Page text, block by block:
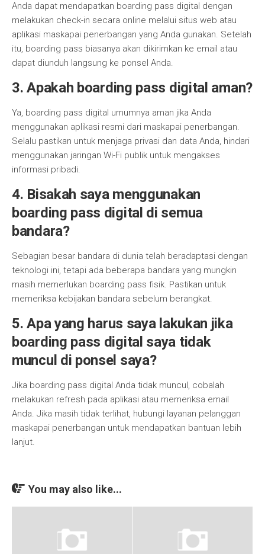
Anda dapat mendapatkan boarding pass digital dengan
melakukan check-in secara online melalui situs web atau
aplikasi maskapai penerbangan yang Anda gunakan. Setelah
itu, boarding pass biasanya akan dikirimkan ke email atau
dapat diunduh langsung ke ponsel Anda.
3.Apakah boarding pass digital aman?
Ya, boarding pass digital umumnya aman jika Anda
menggunakan aplikasi resmi dari maskapai penerbangan.
Selalu pastikan untuk menjaga privasi dan data Anda, hindari
menggunakan jaringan Wi-Fi publik untuk mengakses
informasi pribadi.
4. Bisakah saya menggunakan
boarding pass digital di semua
bandara?
Sebagian besar bandara di dunia telah beradaptasi dengan
teknologi ini, tetapi ada beberapa bandara yang mungkin
masih memerlukan boarding pass fisik. Pastikan untuk
memeriksa kebijakan bandara sebelum berangkat.
5.Apa yang harus saya lakukan jika
boarding pass digital saya tidak
muncul di ponsel saya?
Jika boarding pass digital Anda tidak muncul, cobalah
melakukan refresh pada aplikasi atau memeriksa email
Anda. Jika masih tidak terlihat, hubungi layanan pelanggan
maskapai penerbangan untuk mendapatkan bantuan lebih
lanjut.
You may also like...